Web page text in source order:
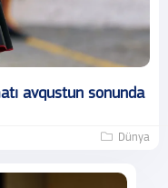
avqustun sonunda
Dünya